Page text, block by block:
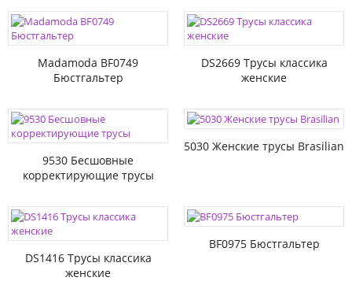
Madamoda BF0749
Бюстгальтер
DS2669 Трусы классика
женские
9530 Бесшовные
корректирующие трусы
5030 Женские трусы Brasilian
DS1416 Трусы классика
женские
BF0975 Бюстгальтер